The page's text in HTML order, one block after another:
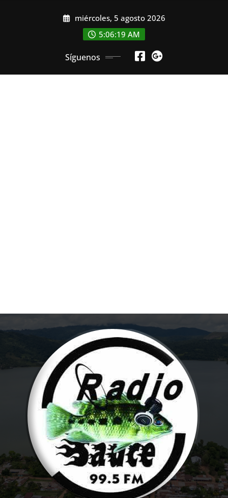
miércoles, 5 agosto 2026
5:06:19 AM
Síguenos